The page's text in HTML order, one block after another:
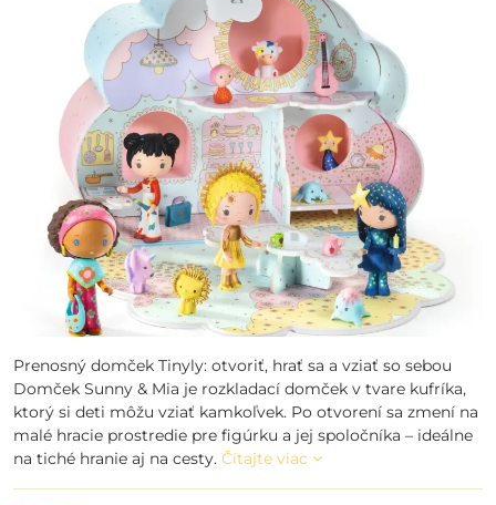
Prenosný domček Tinyly: otvoriť, hrať sa a vziať so sebou
Domček Sunny & Mia je rozkladací domček v tvare kufríka,
ktorý si deti môžu vziať kamkoľvek. Po otvorení sa zmení na
malé hracie prostredie pre figúrku a jej spoločníka – ideálne
na tiché hranie aj na cesty. Čítajte viac